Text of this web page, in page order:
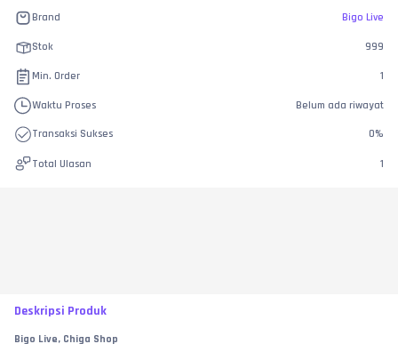
Brand Bigo Live
Stok 999
Min. Order 1
Waktu Proses Belum ada riwayat
Transaksi Sukses 0%
Total Ulasan 1
Deskripsi Produk
Bigo Live, Chiga Shop